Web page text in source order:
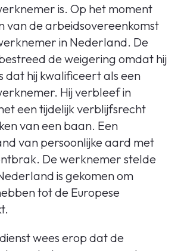
is. Op het moment
van de arbeidsovereenkomst
in Nederland. De
de weigering omdat hij
dat hij kwalificeert als een
Hij verbleef in
een tijdelijk verblijfsrecht
van een baan. Een
van persoonlijke aard met
De werknemer stelde
is gekomen om
tot de Europese
wees erop dat de